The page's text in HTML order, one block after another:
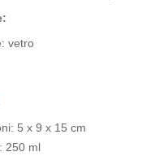
vetro
5 x 9 x 15 cm
250 ml